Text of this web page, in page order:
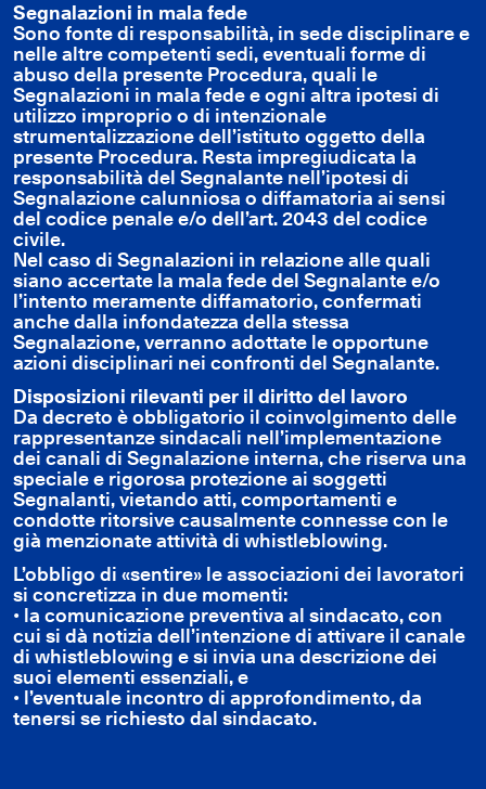
Segnalazioni in mala fede
Sono fonte di responsabilità, in sede disciplinare e
nelle altre competenti sedi, eventuali forme di
abuso della presente Procedura, quali le
Segnalazioni in mala fede e ogni altra ipotesi di
utilizzo improprio o di intenzionale
strumentalizzazione dell’istituto oggetto della
presente Procedura. Resta impregiudicata la
responsabilità del Segnalante nell’ipotesi di
Segnalazione calunniosa o diffamatoria ai sensi
del codice penale e/o dell’art. 2043 del codice
civile.
Nel caso di Segnalazioni in relazione alle quali
siano accertate la mala fede del Segnalante e/o
l’intento meramente diffamatorio, confermati
anche dalla infondatezza della stessa
Segnalazione, verranno adottate le opportune
azioni disciplinari nei confronti del Segnalante.
Disposizioni rilevanti per il diritto del lavoro
Da decreto è obbligatorio il coinvolgimento delle
rappresentanze sindacali nell’implementazione
dei canali di Segnalazione interna, che riserva una
speciale e rigorosa protezione ai soggetti
Segnalanti, vietando atti, comportamenti e
condotte ritorsive causalmente connesse con le
già menzionate attività di whistleblowing.
L’obbligo di «sentire» le associazioni dei lavoratori
si concretizza in due momenti:
• la comunicazione preventiva al sindacato, con
cui si dà notizia dell’intenzione di attivare il canale
di whistleblowing e si invia una descrizione dei
suoi elementi essenziali, e
• l’eventuale incontro di approfondimento, da
tenersi se richiesto dal sindacato.